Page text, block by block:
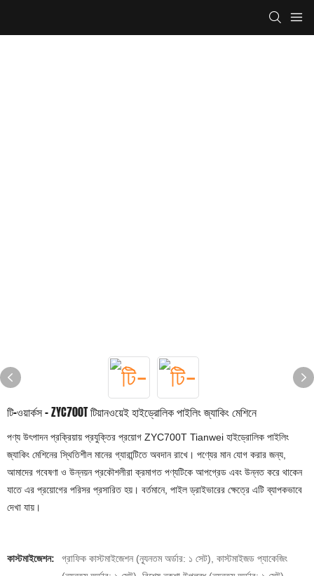
টি-ওয়ার্কস - ZYC700T টিয়ানওয়েই হাইড্রোলিক পাইলিং জ্যাকিং মেশিনে
পণ্য উৎপাদন প্রক্রিয়ায় প্রযুক্তির প্রয়োগ ZYC700T Tianwei হাইড্রোলিক পাইলিং
জ্যাকিং মেশিনের স্থিতিশীল মানের গ্যারান্টিতে অবদান রাখে। পণ্যের মান যোগ করার জন্য,
আমাদের গবেষণা ও উন্নয়ন প্রকৌশলীরা ক্রমাগত পণ্যটিকে আপগ্রেড এবং উন্নত করে থাকেন
যাতে এর প্রয়োগের পরিসর প্রসারিত হয়। বর্তমানে, পাইল ড্রাইভারের ক্ষেত্রে এটি ব্যাপকভাবে
দেখা যায়।
কাস্টমাইজেশন:
গ্রাফিক কাস্টমাইজেশন (ন্যূনতম অর্ডার: ১ সেট), কাস্টমাইজড প্যাকেজিং